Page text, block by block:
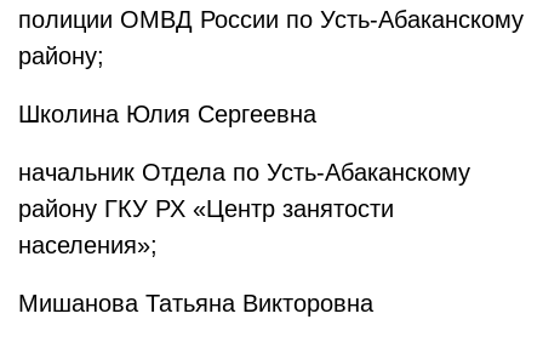
полиции ОМВД России по Усть-Абаканскому
району;
Школина Юлия Сергеевна
начальник Отдела по Усть-Абаканскому
району ГКУ РХ «Центр занятости
населения»;
Мишанова Татьяна Викторовна